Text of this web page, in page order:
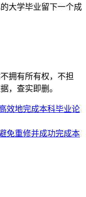
大学毕业留下一个成
拥有所有权，不担
，查实即删。
效地完成本科毕业论
免重修并成功完成本